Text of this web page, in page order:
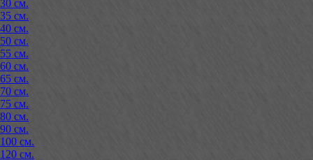
30 см.
35 см.
40 см.
50 см.
55 см.
60 см.
65 см.
70 см.
75 см.
80 см.
90 см.
100 см.
120 см.